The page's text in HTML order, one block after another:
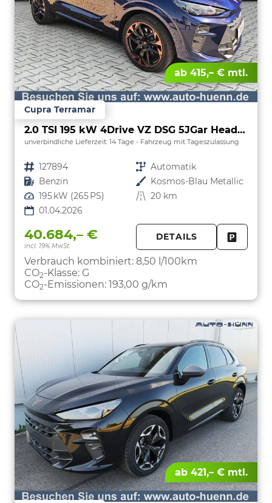
ab 415,– € mtl.
Cupra Terramar
2.0 TSI 195 kW 4Drive VZ DSG 5JGar HeadUp AHK
unverbindliche Lieferzeit: 14 Tage Fahrzeug mit Tageszulassung
Fahrzeugnr. 127894 Getriebe Automatik
Kraftstoff Benzin Außenfarbe Kosmos-Blau Metallic
Leistung 195 kW (265 PS) Kilometerstand 20 km
01.04.2026
40.684,– €
incl. 19% MwSt.
DETAILS
Verbrauch kombiniert: 8,50 l/100km
CO2-Klasse: G
CO2-Emissionen: 193,00 g/km
ab 421,– € mtl.